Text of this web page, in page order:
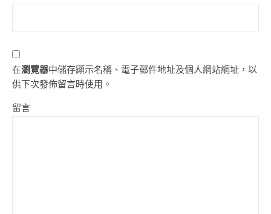
在瀏覽器中儲存顯示名稱、電子郵件地址及個人網站網址，以
供下次發佈留言時使用。
留言